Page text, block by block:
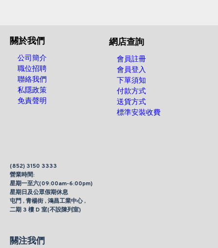
關於我們
公司簡介
職位招聘
聯絡我們
私隱政策
免責聲明
網店查詢
會員註冊
會員登入
下單須知
付款方式
送貨方式
標準安裝收費
(852) 3150 3333
營業時間:
星期一至六(09:00am-6:00pm)
星期日及公眾假期休息
屯門 , 青楊街 , 鴻昌工業中心 ,
二期 3 樓 D 室(不設陳列室)
關注我們